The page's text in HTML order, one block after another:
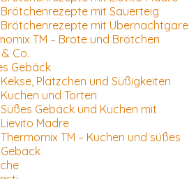
Brötchenrezepte mit Sauerteig
Brötchenrezepte mit Übernachtgare
TM – Brote und Brötchen
Co.
Gebäck
Kekse, Plätzchen und Süßigkeiten
Kuchen und Torten
Süßes Gebäck und Kuchen mit
Lievito Madre
Thermomix TM – Kuchen und süßes
Gebäck